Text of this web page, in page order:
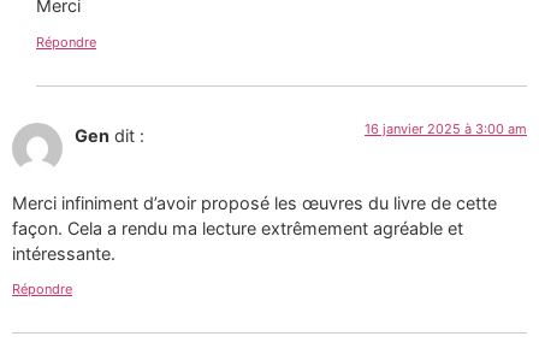
Merci
Répondre
Gen dit : 16 janvier 2025 à 3:00 am
Merci infiniment d’avoir proposé les œuvres du livre de cette
façon. Cela a rendu ma lecture extrêmement agréable et
intéressante.
Répondre